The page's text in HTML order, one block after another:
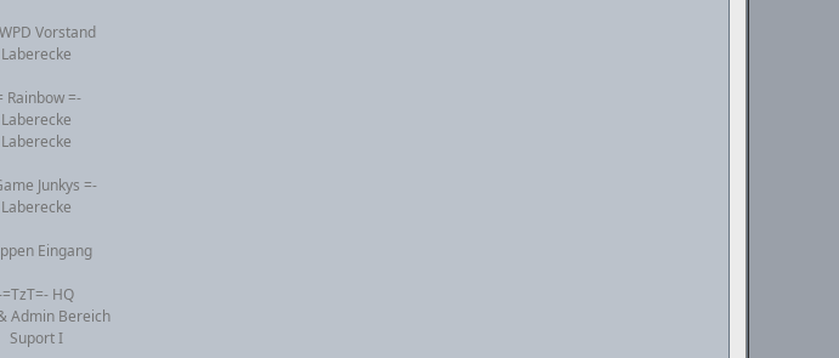
Vorstand
Laberecke
Rainbow =-
Laberecke
Laberecke
Junkys =-
Laberecke
Eingang
HQ
Admin Bereich
Suport I